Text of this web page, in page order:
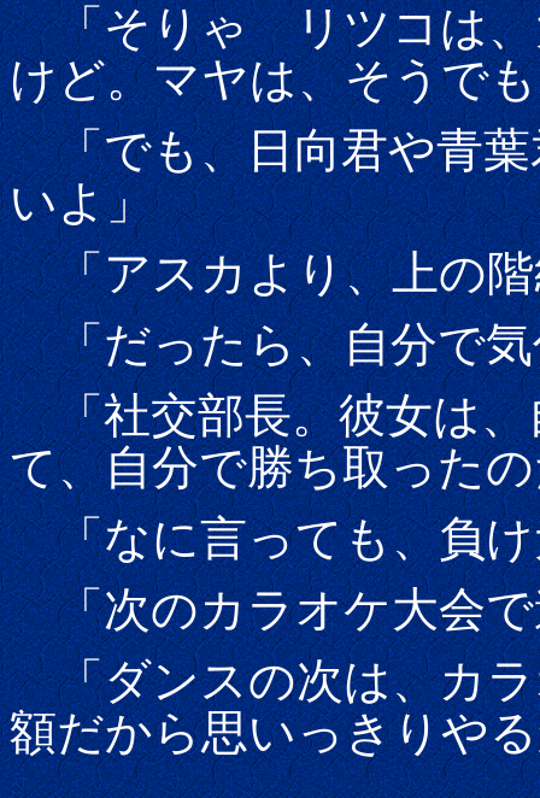
「そりゃ リツコは、
けど。マヤは、そうで
「でも、日向君や青葉
いよ」
「アスカより、上の階
「だったら、自分で気
「社交部長。彼女は、
て、自分で勝ち取った
「なに言っても、負け
「次のカラオケ大会で
「ダンスの次は、カラ
額だから思いっきりや